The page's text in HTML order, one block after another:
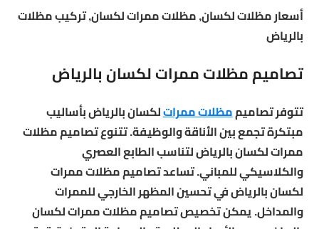
أسعار مظلات لكسان, مظلات ممرات لكسان, تركيب مظلات
بالرياض
تصاميم مظلات ممرات لكسان بالرياض
تتوفر تصاميممظلات ممراتلكسان بالرياض بأساليب
مبتكرة تجمع بين الأناقة والوظيفة. تتنوع تصاميم مظلات
ممرات لكسان بالرياض لتناسب الطابع العصري
والكلاسيكي للمباني. تساعد تصاميم مظلات ممرات
لكسان بالرياض في تحسين المظهر الخارجي للممرات
والمداخل. يمكن تخصيص تصاميم مظلات ممرات لكسان